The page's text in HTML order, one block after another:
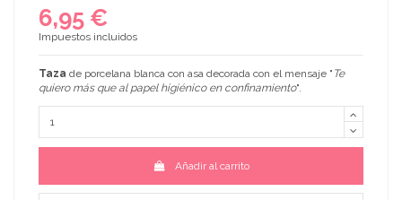
6,95 €
Impuestos incluidos
Taza de porcelana blanca con asa decorada con el mensaje " Te
quiero más que al papel higiénico en confinamiento".
Añadir al carrito